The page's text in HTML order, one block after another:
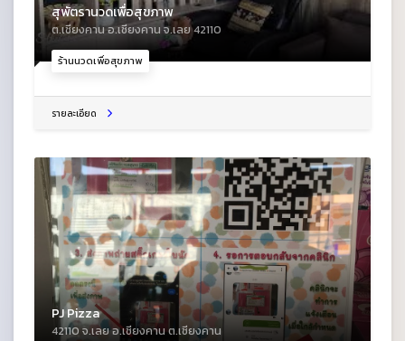
ร้านนวดเพื่อสุขภาพ
สุพัตรานวดเพื่อสุขภาพ
ต.เชียงคาน อ.เชียงคาน จ.เลย 42110
รายละเอียด
PJ Pizza
42110 จ.เลย อ.เชียงคาน ต.เชียงคาน